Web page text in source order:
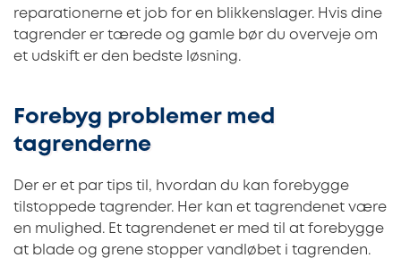
reparationerne et job for en blikkenslager. Hvis dine
tagrender er tærede og gamle bør du overveje om
et udskift er den bedste løsning.
Forebyg problemer med
tagrenderne
Der er et par tips til, hvordan du kan forebygge
tilstoppede tagrender. Her kan et tagrendenet være
en mulighed. Et tagrendenet er med til at forebygge
at blade og grene stopper vandløbet i tagrenden.